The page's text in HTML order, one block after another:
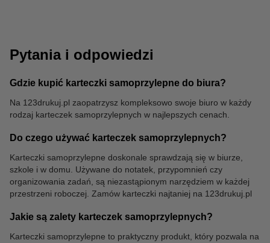
Pytania i odpowiedzi
Gdzie kupić karteczki samoprzylepne do biura?
Na 123drukuj.pl zaopatrzysz kompleksowo swoje biuro w każdy
rodzaj karteczek samoprzylepnych w najlepszych cenach.
Do czego używać karteczek samoprzylepnych?
Karteczki samoprzylepne doskonale sprawdzają się w biurze,
szkole i w domu. Używane do notatek, przypomnień czy
organizowania zadań, są niezastąpionym narzędziem w każdej
przestrzeni roboczej. Zamów karteczki najtaniej na 123drukuj.pl
Jakie są zalety karteczek samoprzylepnych?
Karteczki samoprzylepne to praktyczny produkt, który pozwala na